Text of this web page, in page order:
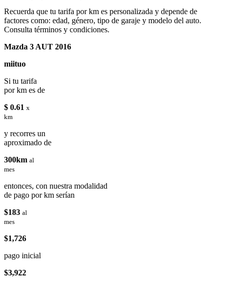
Recuerda que tu tarifa por km es personalizada y depende de
factores como: edad, género, tipo de garaje y modelo del auto.
Consulta términos y condiciones.
Mazda 3 AUT 2016
miituo
Si tu tarifa
por km es de
$ 0.61 x
km
y recorres un
aproximado de
300km al
mes
entonces, con nuestra modalidad
de pago por km serían
$183 al
mes
$1,726
pago inicial
$3,922